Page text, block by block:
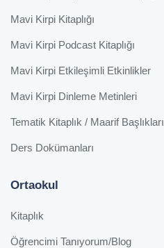
Mavi Kirpi Kitaplığı
Mavi Kirpi Podcast Kitaplığı
Mavi Kirpi Etkileşimli Etkinlikler
Mavi Kirpi Dinleme Metinleri
Tematik Kitaplık / Maarif Başlıkları
Ders Dokümanları
Ortaokul
Kitaplık
Öğrencimi Tanıyorum/Blog